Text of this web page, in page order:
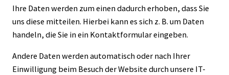
Ihre Daten werden zum einen dadurch erhoben, dass Sie
uns diese mitteilen. Hierbei kann es sich z. B. um Daten
handeln, die Sie in ein Kontaktformular eingeben.
Andere Daten werden automatisch oder nach Ihrer
Einwilligung beim Besuch der Website durch unsere IT-